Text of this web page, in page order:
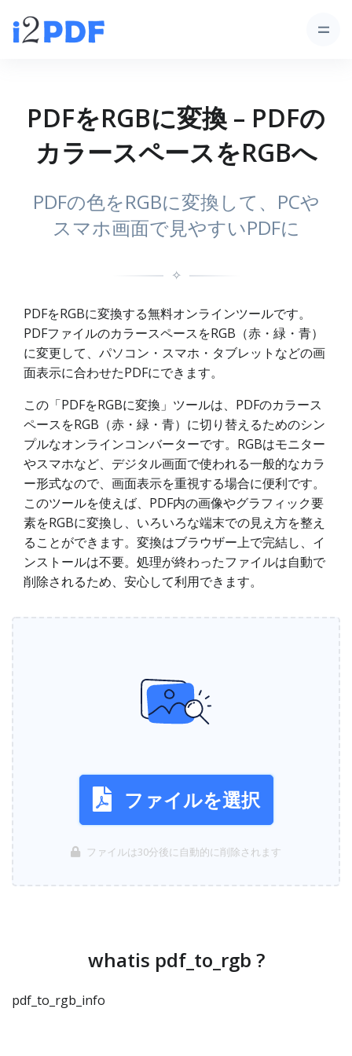
PDFをRGBに変換 – PDFの
カラースペースをRGBへ
PDFの色をRGBに変換して、PCや
スマホ画面で見やすいPDFに
✧
PDFをRGBに変換する無料オンラインツールです。
PDFファイルのカラースペースをRGB（赤・緑・青）
に変更して、パソコン・スマホ・タブレットなどの画
面表示に合わせたPDFにできます。
この「PDFをRGBに変換」ツールは、PDFのカラース
ペースをRGB（赤・緑・青）に切り替えるためのシン
プルなオンラインコンバーターです。RGBはモニター
やスマホなど、デジタル画面で使われる一般的なカラ
ー形式なので、画面表示を重視する場合に便利です。
このツールを使えば、PDF内の画像やグラフィック要
素をRGBに変換し、いろいろな端末での見え方を整え
ることができます。変換はブラウザー上で完結し、イ
ンストールは不要。処理が終わったファイルは自動で
削除されるため、安心して利用できます。
ファイルを選択
ファイルは30分後に自動的に削除されます
whatis pdf_to_rgb ?
pdf_to_rgb_info